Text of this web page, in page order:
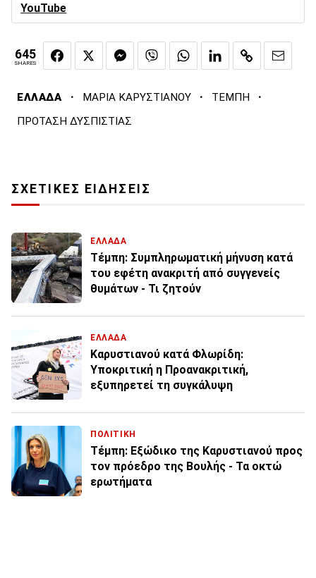
YouTube
645
SHARES
ΕΛΛΑΔΑ · ΜΑΡΙΑ ΚΑΡΥΣΤΙΑΝΟΥ · ΤΕΜΠΗ ·
ΠΡΟΤΑΣΗ ΔΥΣΠΙΣΤΙΑΣ
ΣΧΕΤΙΚΕΣ ΕΙΔΗΣΕΙΣ
ΕΛΛΑΔΑ
Τέμπη: Συμπληρωματική μήνυση κατά
του εφέτη ανακριτή από συγγενείς
θυμάτων - Τι ζητούν
ΕΛΛΑΔΑ
Καρυστιανού κατά Φλωρίδη:
Υποκριτική η Προανακριτική,
εξυπηρετεί τη συγκάλυψη
ΠΟΛΙΤΙΚΗ
Τέμπη: Εξώδικο της Καρυστιανού προς
τον πρόεδρο της Βουλής - Τα οκτώ
ερωτήματα